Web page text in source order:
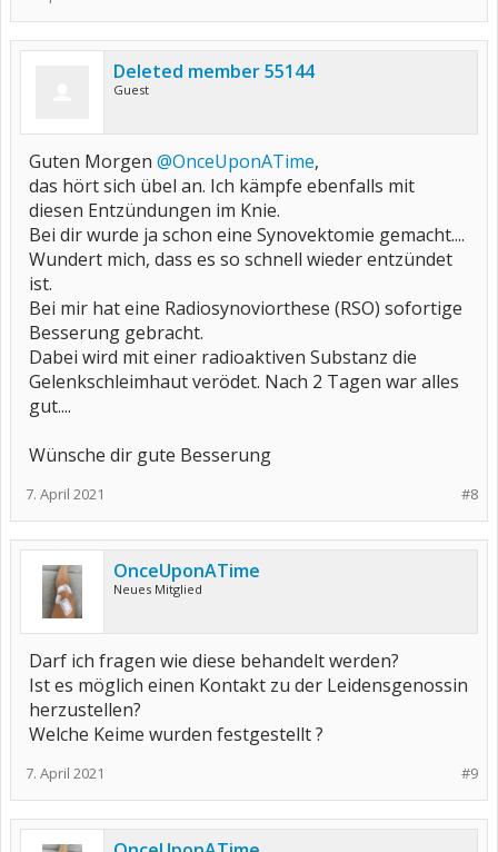
Deleted member 55144
Guest
Guten Morgen @OnceUponATime,
das hört sich übel an. Ich kämpfe ebenfalls mit
diesen Entzündungen im Knie.
Bei dir wurde ja schon eine Synovektomie gemacht....
Wundert mich, dass es so schnell wieder entzündet
ist.
Bei mir hat eine Radiosynoviorthese (RSO) sofortige
Besserung gebracht.
Dabei wird mit einer radioaktiven Substanz die
Gelenkschleimhaut verödet. Nach 2 Tagen war alles
gut....
Wünsche dir gute Besserung
#8
7. April 2021
OnceUponATime
Neues Mitglied
Darf ich fragen wie diese behandelt werden?
Ist es möglich einen Kontakt zu der Leidensgenossin
herzustellen?
Welche Keime wurden festgestellt ?
#9
7. April 2021